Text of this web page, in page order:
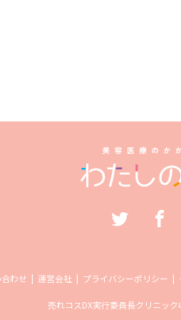
わせ 運営会社 プライバシーポリシー
売れコスDX実行委員長クリニック